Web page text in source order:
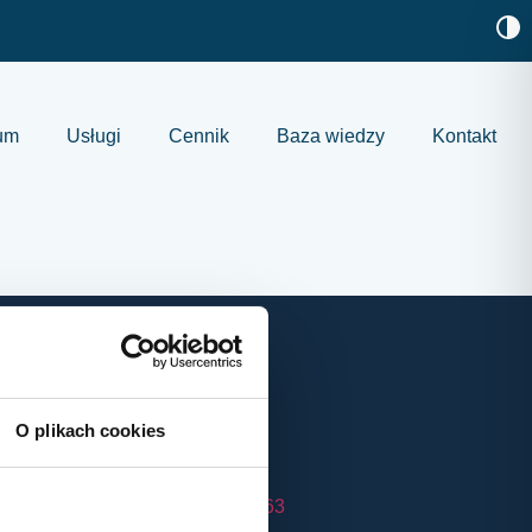
O plikach cookies
Usługi Cennik Baza wiedzy Kontakt
Klinika
+48 12 633 03 63